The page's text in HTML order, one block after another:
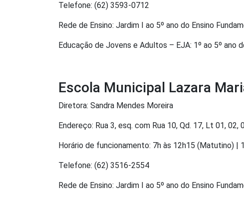
Telefone: (62) 3593-0712
Rede de Ensino: Jardim I ao 5º ano do Ensino
Educação de Jovens e Adultos – EJA: 1º ao 5º ano
Escola Municipal Lazara
Diretora: Sandra Mendes Moreira
Endereço: Rua 3, esq. com Rua 10, Qd. 17, Lt 01,
Horário de funcionamento: 7h às 12h15 (Matutino) |
Telefone: (62) 3516-2554
Rede de Ensino: Jardim I ao 5º ano do Ensino